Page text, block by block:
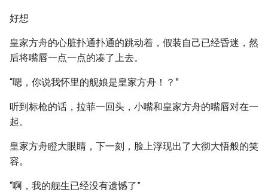
好想
皇家方舟的心脏扑通扑通的跳动着，假装自己已经昏迷，然
后将嘴唇一点一点的凑了上去。
“嗯，你说我怀里的舰娘是皇家方舟！？”
听到标枪的话，拉菲一回头，小嘴和皇家方舟的嘴唇对在一
起。
皇家方舟瞪大眼睛，下一刻，脸上浮现出了大彻大悟般的笑
容。
“啊，我的舰生已经没有遗憾了”